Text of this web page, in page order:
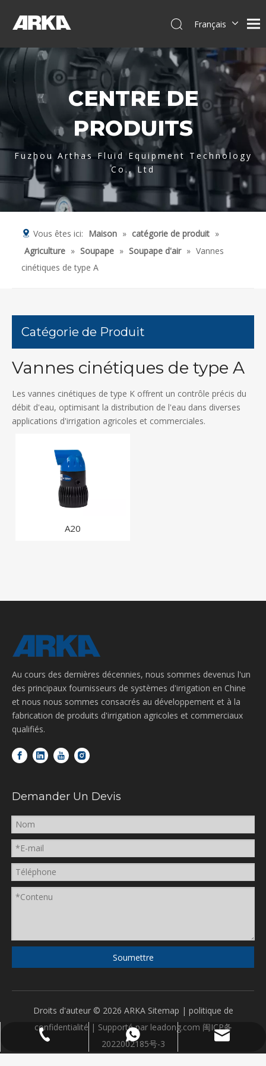
Français
简体中文
العربية
Pусский
Español
Italiano
CENTRE DE
PRODUITS
Fuzhou Arthas Fluid Equipment Technology
Co., Ltd
Vous êtes ici: Maison » catégorie de produit »
Agriculture » Soupape » Soupape d'air » Vannes
cinétiques de type A
Catégorie de Produit
Vannes cinétiques de type A
Les vannes cinétiques de type K offrent un contrôle précis du
débit d'eau, optimisant la distribution de l'eau dans diverses
applications d'irrigation agricoles et commerciales.
A20
Au cours des dernières décennies, nous sommes devenus l'un
des principaux fournisseurs de systèmes d'irrigation en Chine
et nous nous sommes consacrés au développement et à la
fabrication de produits d'irrigation agricoles et commerciaux
qualifiés.
86 591 13055284768
86 591 13055284768
tina@arthasplastic.com
Demander Un Devis
Soumettre
Droits d'auteur © 2026 ARKA Sitemap | politique de
confidentialité | Supporté par leadong.com 闽ICP备
2022002185号-3